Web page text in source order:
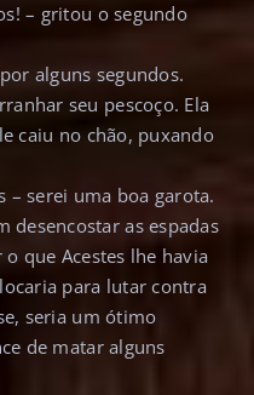
– gritou o segundo
alguns segundos.
seu pescoço. Ela
caiu no chão, puxando
– serei uma boa garota.
desencostar as espadas
que Acestes lhe havia
para lutar contra
seria um ótimo
de matar alguns